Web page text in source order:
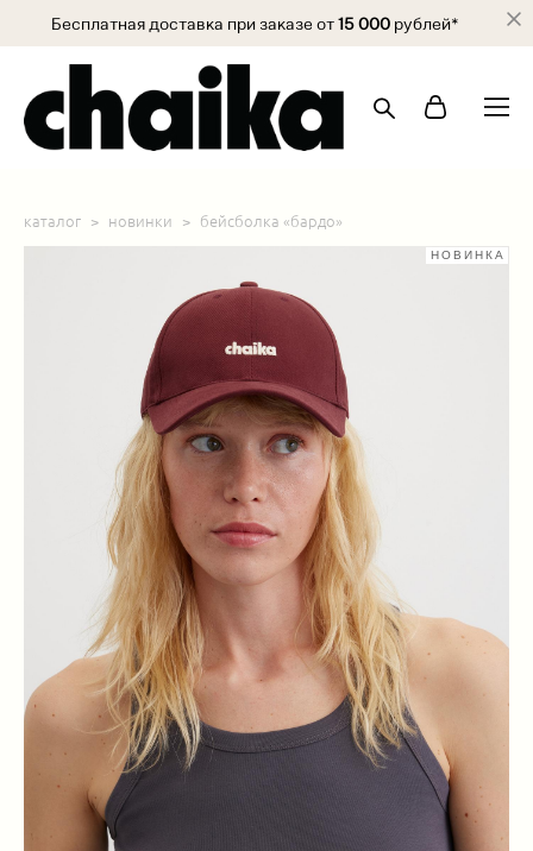
Бесплатная доставка при заказе от15 000рублей*
каталог > новинки > бейсболка «бардо»
НОВИНКА